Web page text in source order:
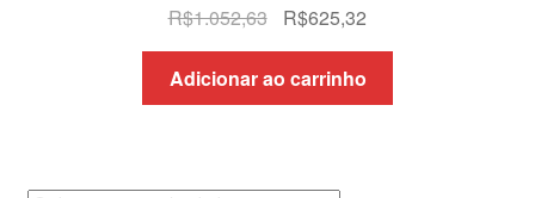
R$1.052,63
O
preço
original
era:
R$625,32
preço
é:
Adicionar ao carrinho